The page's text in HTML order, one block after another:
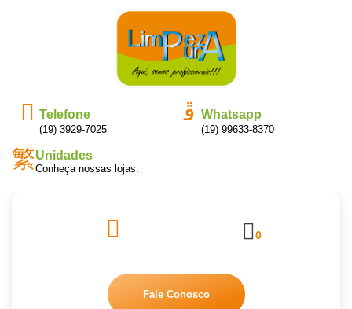
Telefone
(19) 3929-7025
Whatsapp
(19) 99633-8370
Unidades
Conheça nossas lojas.
0
Fale Conosco